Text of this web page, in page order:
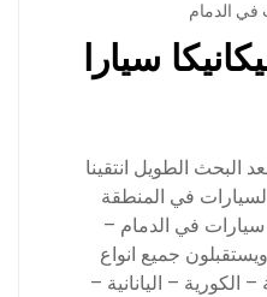
في الدمام
سيارا
البحث الطويل انتقينا
في المنطقة
في الدمام –
جميع انواع
– الكورية – اليانانية –